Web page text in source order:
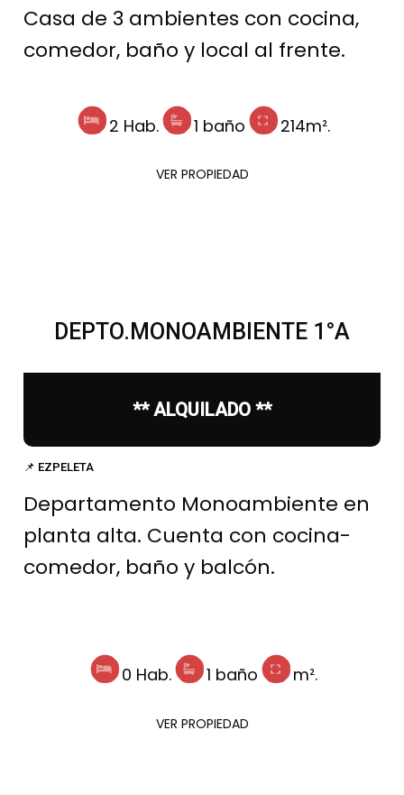
Casa de 3 ambientes con cocina,
comedor, baño y local al frente.
2 Hab. 1 baño 214m².
VER PROPIEDAD
DEPTO.MONOAMBIENTE 1°A
** ALQUILADO **
📌 EZPELETA
Departamento Monoambiente en
planta alta. Cuenta con cocina-
comedor, baño y balcón.
0 Hab. 1 baño m².
VER PROPIEDAD